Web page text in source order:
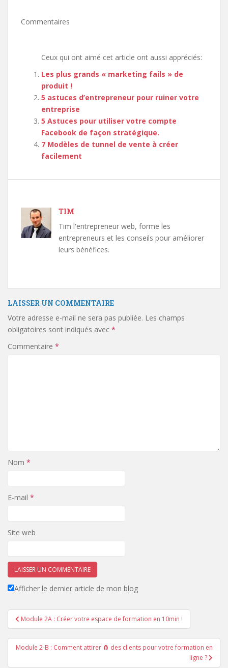
Commentaires
Ceux qui ont aimé cet article ont aussi appréciés:
Les plus grands « marketing fails » de
produit !
5 astuces d’entrepreneur pour ruiner votre
entreprise
5 Astuces pour utiliser votre compte
Facebook de façon stratégique.
7 Modèles de tunnel de vente à créer
facilement
TIM
Tim l'entrepreneur web, forme les
entrepreneurs et les conseils pour améliorer
leurs bénéfices.
LAISSER UN COMMENTAIRE
Votre adresse e-mail ne sera pas publiée. Les champs
obligatoires sont indiqués avec *
Commentaire *
Nom *
E-mail *
Site web
Afficher le dernier article de mon blog
Navigation
de
l’article
Module 2A : Créer votre espace de formation en 10min !
Module 2-B : Comment attirer 🧲 des clients pour votre formation en
ligne ?